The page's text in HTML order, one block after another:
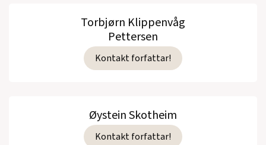
Torbjørn Klippenvåg
Pettersen
Kontakt forfattar!
Øystein Skotheim
Kontakt forfattar!